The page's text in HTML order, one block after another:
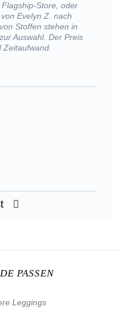
Store, oder
Evelyn Z. nach
Stoffen stehen in
Auswahl. Der Preis
Zeitaufwand.
PASSEN